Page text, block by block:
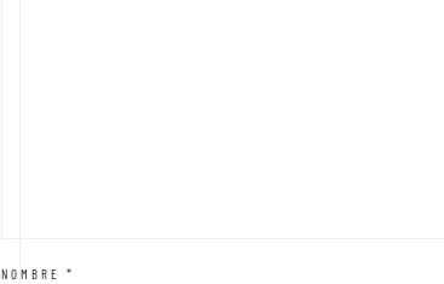
NOMBRE *